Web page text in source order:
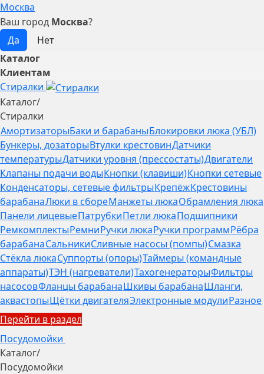
Москва
Ваш город Москва?
Каталог
Клиентам
Стиралки
Каталог/
Стиралки
АмортизаторыБаки и барабаныБлокировки люка (УБЛ)
Бункеры, дозаторыВтулки крестовинДатчики
температурыДатчики уровня (прессостаты)Двигатели
Клапаны подачи водыКнопки (клавиши)Кнопки сетевые
Конденсаторы, сетевые фильтрыКрепёжКрестовины
барабанаЛюки в сбореМанжеты люкаОбрамления люка
Панели лицевыеПатрубкиПетли люкаПодшипники
РемкомплектыРемниРучки люкаРучки программРёбра
барабанаСальникиСливные насосы (помпы)Смазка
Стёкла люкаСуппорты (опоры)Таймеры (командные
аппараты)ТЭН (нагреватели)ТахогенераторыФильтры
насосовФланцы барабанаШкивы барабанаШланги,
аквастопыЩётки двигателяЭлектронные модулиРазное
Перейти в раздел
Посудомойки
Каталог/
Посудомойки